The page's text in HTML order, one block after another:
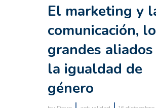
El marketing y
comunicación,
grandes
la igualdad de
género